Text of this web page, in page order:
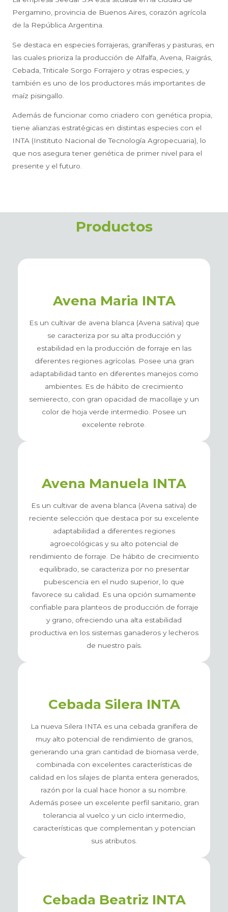
Pergamino, provincia de Buenos Aires, corazón agrícola
de la República Argentina.
Se destaca en especies forrajeras, graníferas y pasturas, en
las cuales prioriza la producción de Alfalfa, Avena, Raigrás,
Cebada, Triticale Sorgo Forrajero y otras especies, y
también es uno de los productores más importantes de
maíz pisingallo.
Además de funcionar como criadero con genética propia,
tiene alianzas estratégicas en distintas especies con el
INTA (Instituto Nacional de Tecnología Agropecuaria), lo
que nos asegura tener genética de primer nivel para el
presente y el futuro.
Productos
Avena Maria INTA
Es un cultivar de avena blanca (Avena sativa) que
se caracteriza por su alta producción y
estabilidad en la producción de forraje en las
diferentes regiones agrícolas. Posee una gran
adaptabilidad tanto en diferentes manejos como
ambientes. Es de hábito de crecimiento
semierecto, con gran opacidad de macollaje y un
color de hoja verde intermedio. Posee un
excelente rebrote.
Avena Manuela INTA
Es un cultivar de avena blanca (Avena sativa) de
reciente selección que destaca por su excelente
adaptabilidad a diferentes regiones
agroecológicas y su alto potencial de
rendimiento de forraje. De hábito de crecimiento
equilibrado, se caracteriza por no presentar
pubescencia en el nudo superior, lo que
favorece su calidad. Es una opción sumamente
confiable para planteos de producción de forraje
y grano, ofreciendo una alta estabilidad
productiva en los sistemas ganaderos y lecheros
de nuestro país.
Cebada Silera INTA
La nueva Silera INTA es una cebada granífera de
muy alto potencial de rendimiento de granos,
generando una gran cantidad de biomasa verde,
combinada con excelentes características de
calidad en los silajes de planta entera generados,
razón por la cual hace honor a su nombre.
Además posee un excelente perfil sanitario, gran
tolerancia al vuelco y un ciclo intermedio,
características que complementan y potencian
sus atributos.
Cebada Beatriz INTA